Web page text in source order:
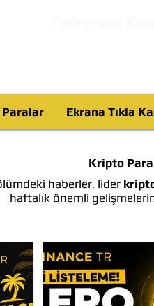
Ekrana Tıkla
Kripto
haberler, lider
haftalık önemli